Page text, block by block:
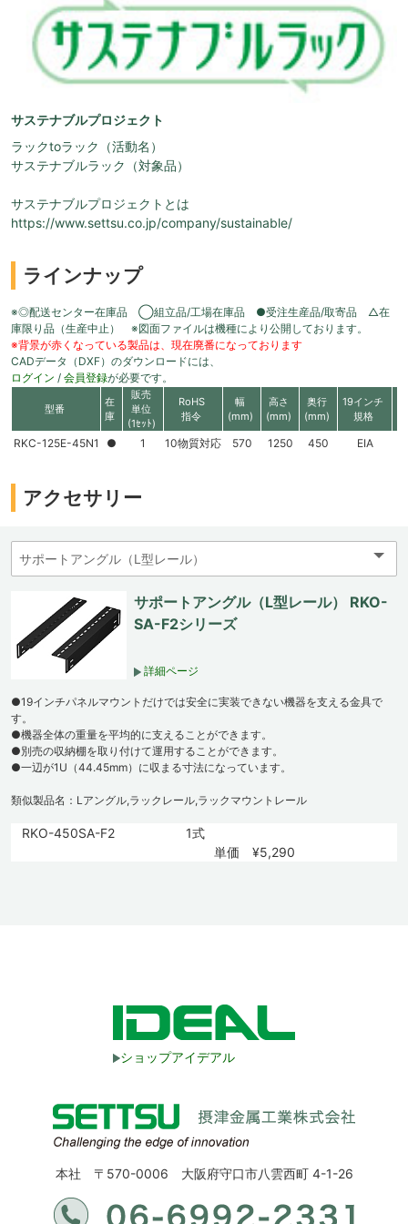
サステナブルプロジェクト
ラックtoラック（活動名）
サステナブルラック（対象品）
サステナブルプロジェクトとは
https://www.settsu.co.jp/company/sustainable/
ラインナップ
※◎配送センター在庫品 ◯組立品/工場在庫品 ●受注生産品/取寄品 △在
庫限り品（生産中止） ※図面ファイルは機種により公開しております。
※背景が赤くなっている製品は、現在廃番になっております
CADデータ（DXF）のダウンロードには、
ログイン / 会員登録が必要です。
型番
在
庫
販売
単位
(1ｾｯﾄ)
RoHS
指令
幅
(mm)
高さ
(mm)
奥行
(mm)
19インチ
規格
RKC-125E-45N1 ● 1 10物質対応 570 1250 450 EIA
アクセサリー
サポートアングル（L型レール） RKO-
SA-F2シリーズ
詳細ページ
●19インチパネルマウントだけでは安全に実装できない機器を支える金具で
す。
●機器全体の重量を平均的に支えることができます。
●別売の収納棚を取り付けて運用することができます。
●一辺が1U（44.45mm）に収まる寸法になっています。
類似製品名：Lアングル,ラックレール,ラックマウントレール
RKO-450SA-F2
1式
単価 ¥5,290
ショップアイデアル
本社 〒570-0006 大阪府守口市八雲西町 4-1-26